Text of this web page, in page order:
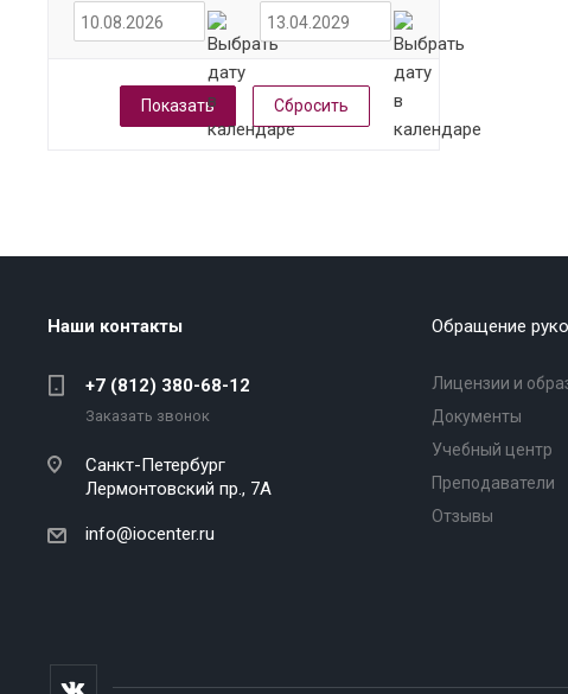
Сбросить
Наши контакты
+7 (812) 380-68-12
Заказать звонок
Санкт-Петербург
Лермонтовский пр., 7А
info@iocenter.ru
Обращение
Лицензии и
Документы
Учебный центр
Преподаватели
Отзывы